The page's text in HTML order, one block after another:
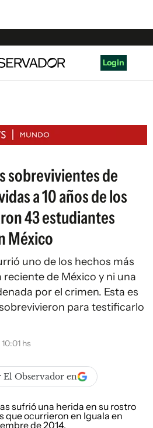
Login
sobrevivientes de
a 10 años de los
43 estudiantes
México
uno de los hechos más
de México y ni una
por el crimen. Esta es
para testificarlo
10:01 hs
El Observador en